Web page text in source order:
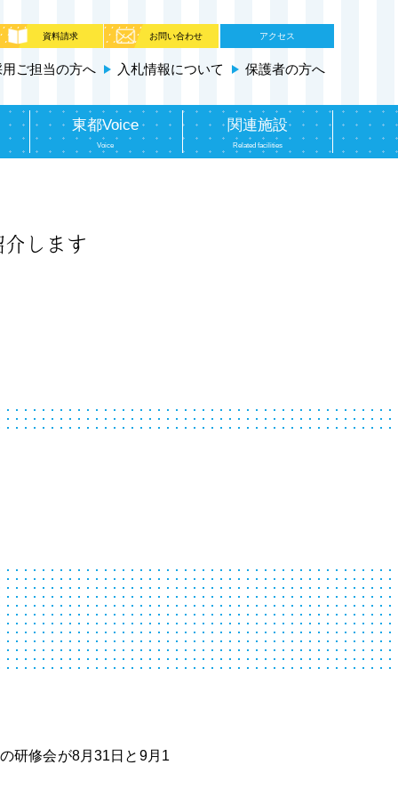
資料請求 お問い合わせ アクセス
用ご担当の方へ 入札情報について 保護者の方へ
東都Voice
Voice
関連施設
Related facilities
介します
研修会が8月31日と9月1